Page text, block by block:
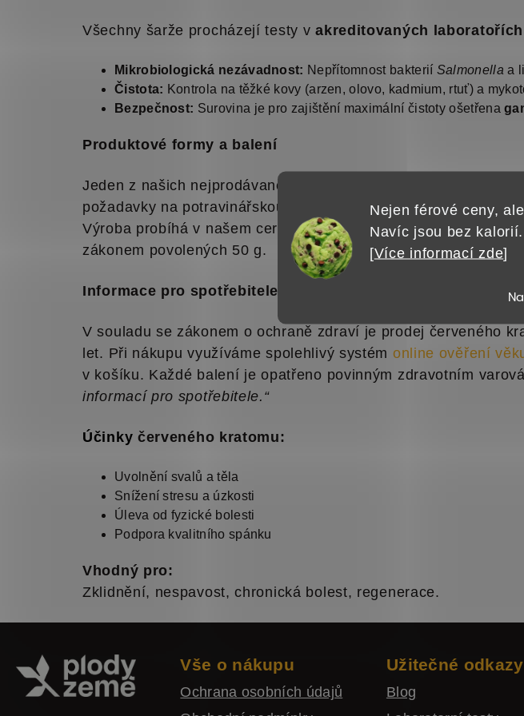
Nejen férové ceny,
Navíc jsou bez
[Více informací zde]
Všechny šarže procházejí testy vakreditovaných laboratořích
Mikrobiologická nezávadnost: Nepřítomnost bakterií Salmonella a
Čistota: Kontrola na těžké kovy (arzen, olovo, kadmium, rtuť) a
Bezpečnost: Surovina je pro zajištění maximální čistoty ošetřena
Produktové formy a balení
Jeden z našich nejprodávanějších produktů –
požadavky na potravinářskou kvalitu a jsou opatřeny dětským
Výroba probíhá v našem certifikovaném pracovišti v Praze,
zákonem povolených 50 g.
Informace pro spotřebitele
V souladu se zákonem o ochraně zdraví je prodej červeného
let. Při nákupu využíváme spolehlivý systém online ověření
v košíku. Každé balení je opatřeno povinným zdravotním
informací pro spotřebitele.“
Účinky červeného kratomu:
Uvolnění svalů a těla
Snížení stresu a úzkosti
Úleva od fyzické bolesti
Podpora kvalitního spánku
Vhodný pro:
Zklidnění, nespavost, chronická bolest, regenerace.
á
p
Vše o nákupu
Ochrana osobních údajů
Užitečné odkazy
Blog